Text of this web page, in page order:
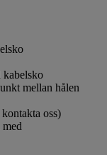
kabelsko
mellan hålen
oss)